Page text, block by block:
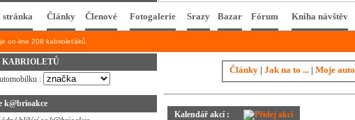
Články Členové Fotogalerie Srazy Bazar Fórum Kniha návštěv
on-line 208 kabrioleťáků.
KABRIOLETŮ
:
k@brioakce
Články | Jak na to ... | Moje auto
Kalendář akcí :